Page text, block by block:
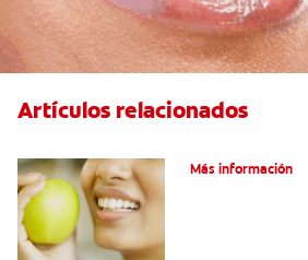
Artículos relacionados
Más información